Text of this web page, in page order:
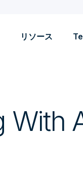
リソース
With